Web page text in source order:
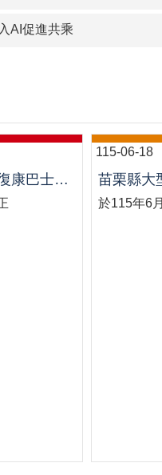
AI促進共乘
苗栗縣政府小型復康巴士交通接送服務管理要點
115-06-18
於115年6